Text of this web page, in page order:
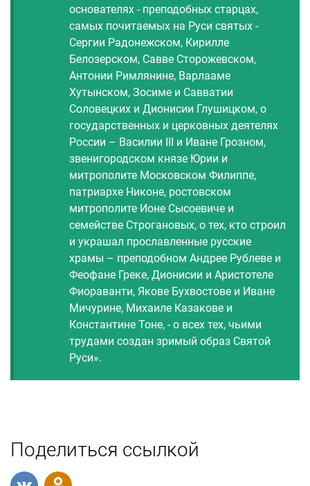
основателях - преподобных старцах,
самых почитаемых на Руси святых -
Сергии Радонежском, Кирилле
Белозерском, Савве Сторожевском,
Антонии Римлянине, Варлааме
Хутынском, Зосиме и Савватии
Соловецких и Дионисии Глушицком, о
государственных и церковных деятелях
России – Василии III и Иване Грозном,
звенигородском князе Юрии и
митрополите Московском Филиппе,
патриархе Никоне, ростовском
митрополите Ионе Сысоевиче и
семействе Строгановых, о тех, кто строил
и украшал прославленные русские
храмы – преподобном Андрее Рублеве и
Феофане Греке, Дионисии и Аристотеле
Фиораванти, Якове Бухвостове и Иване
Мичурине, Михаиле Казакове и
Константине Тоне, - о всех тех, чьими
трудами создан зримый образ Святой
Руси».
Поделиться ссылкой